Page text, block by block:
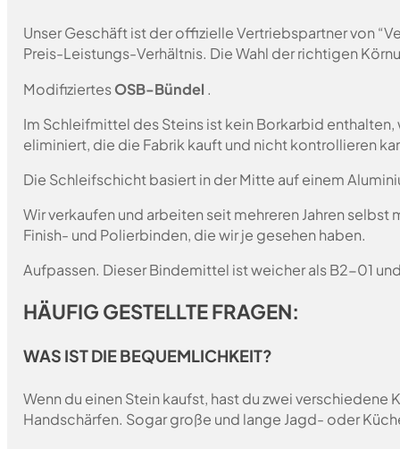
Unser Geschäft ist der offizielle Vertriebspartner von
Preis-Leistungs-Verhältnis. Die Wahl der richtigen
ModifiziertesOSB-Bündel .
Im Schleifmittel des Steins ist kein Borkarbid
eliminiert, die die Fabrik kauft und nicht kontrollieren
Die Schleifschicht basiert in der Mitte auf einem
Wir verkaufen und arbeiten seit mehreren Jahren
Finish- und Polierbinden, die wir je gesehen haben.
Aufpassen. Dieser Bindemittel ist weicher als B2-01
HÄUFIG GESTELLTE FRAGEN:
WAS IST DIE BEQUEMLICHKEIT?
Wenn du einen Stein kaufst, hast du zwei
Handschärfen. Sogar große und lange Jagd- oder